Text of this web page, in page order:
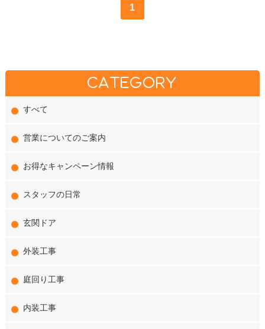
1
CATEGORY
すべて
営業についてのご案内
お得なキャンペーン情報
スタッフの日常
玄関ドア
外装工事
庭回り工事
内装工事